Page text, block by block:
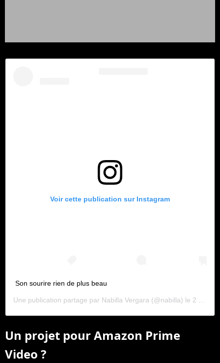
Voir cette publication sur Instagram
Son sourire rien de plus beau
Une publication partage par Nabilla Vergara (@nabilla) le 2 Fvr. 2020 10 :42 PST
Un projet pour Amazon Prime
Video ?